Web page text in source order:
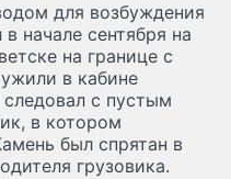
для возбуждения
начале сентября на
на границе с
в кабине
с пустым
в котором
был спрятан в
грузовика.